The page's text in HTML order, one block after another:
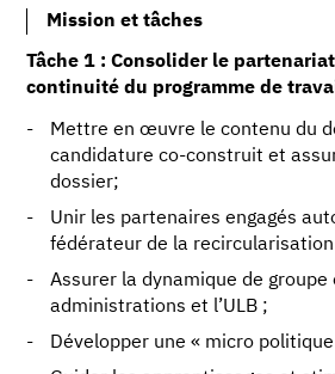
Mission et tâches
Tâche 1 : Consolider le
continuité du programme de
Mettre en œuvre le contenu du
candidature co-construit et
dossier;
Unir les partenaires engagés
fédérateur de la
Assurer la dynamique de groupe
administrations et l’ULB ;
Développer une « micro